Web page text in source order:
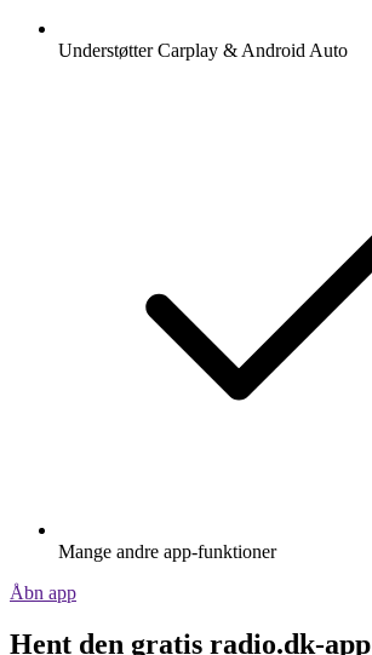
Understøtter Carplay & Android Auto
Mange andre app-funktioner
Åbn app
Hent den gratis radio.dk-app